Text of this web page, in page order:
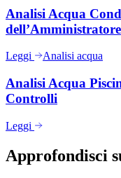
Analisi Acqua
dell’Amministratore
Leggi Analisi acqua
Analisi Acqua
Controlli
Leggi
Approfondisci